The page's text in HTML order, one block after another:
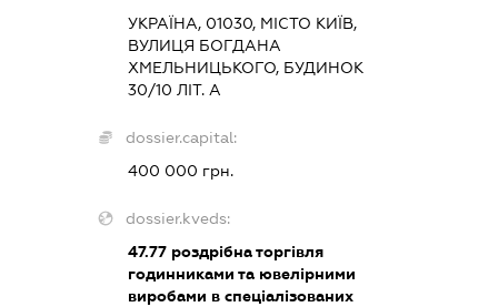
УКРАЇНА, 01030, МІСТО КИЇВ,
ВУЛИЦЯ БОГДАНА
ХМЕЛЬНИЦЬКОГО, БУДИНОК
30/10 ЛІТ. А
dossier.capital:
400 000 грн.
dossier.kveds:
47.77роздрібна торгівля
годинниками та ювелірними
виробами в спеціалізованих